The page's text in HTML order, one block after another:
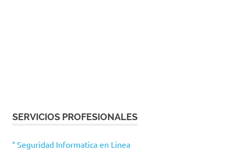
SERVICIOS PROFESIONALES
° Seguridad Informatica en Linea